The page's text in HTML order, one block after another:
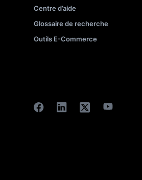
Centre d’aide
Glossaire de recherche
Outils E-Commerce